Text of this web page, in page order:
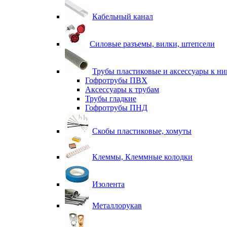
Кабельный канал
Силовые разъемы, вилки, штепсели
Трубы пластиковые и аксессуары к
Гофротрубы ПВХ
Аксессуары к трубам
Трубы гладкие
Гофротрубы ПНД
Скобы пластиковые, хомуты
Клеммы, Клеммные колодки
Изолента
Металлорукав